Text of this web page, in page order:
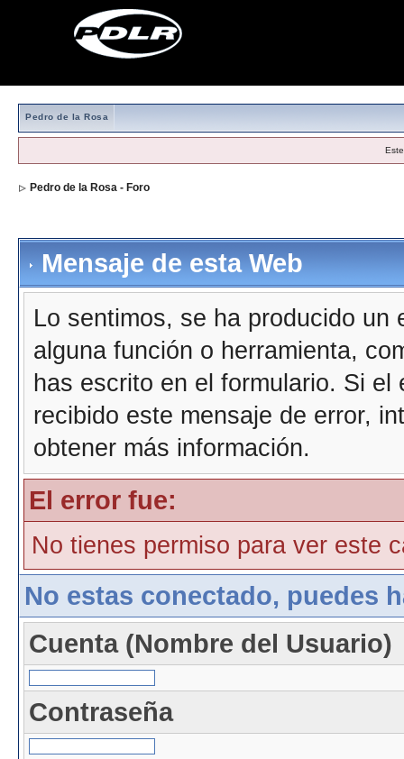
Pedro de la Rosa
Pedro de la Rosa - Foro
Mensaje de esta Web
Lo sentimos, se ha producido
alguna función o herramienta,
has escrito en el formulario. Si
recibido este mensaje de error,
obtener más información.
El error fue:
No tienes permiso para ver este
No estas conectado, puedes
Cuenta (Nombre del Usuario)
Contraseña